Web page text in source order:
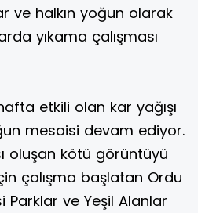
ve halkın yoğun olarak
yıkama çalışması
etkili olan kar yağışı
mesaisi devam ediyor.
oluşan kötü görüntüyü
çalışma başlatan Ordu
Parklar ve Yeşil Alanlar